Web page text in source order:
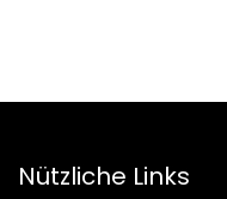
Nützliche Links